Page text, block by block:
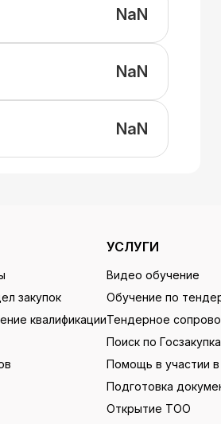
NaN
NaN
NaN
закупок
квалификации
УСЛУГИ
Видео обучение
Обучение по
Тендерное
Поиск по
Помощь в участии
Подготовка
Открытие ТОО